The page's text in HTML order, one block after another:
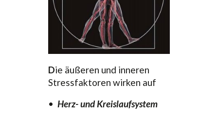
Die äußeren und inneren
Stressfaktoren wirken auf
• Herz- und Kreislaufsystem